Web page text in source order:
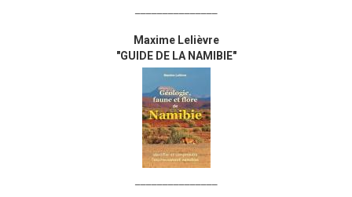
Maxime Lelièvre
"GUIDE DE LA NAMIBIE"